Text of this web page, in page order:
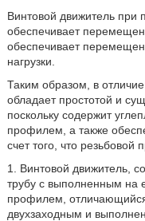
Винтовой движитель при
обеспечивает
обеспечивает
нагрузки.
Таким образом, в
обладает простотой и
поскольку содержит
профилем, а также
счет того, что
1. Винтовой движитель,
трубу с выполненным на
профилем,
двухзаходным и